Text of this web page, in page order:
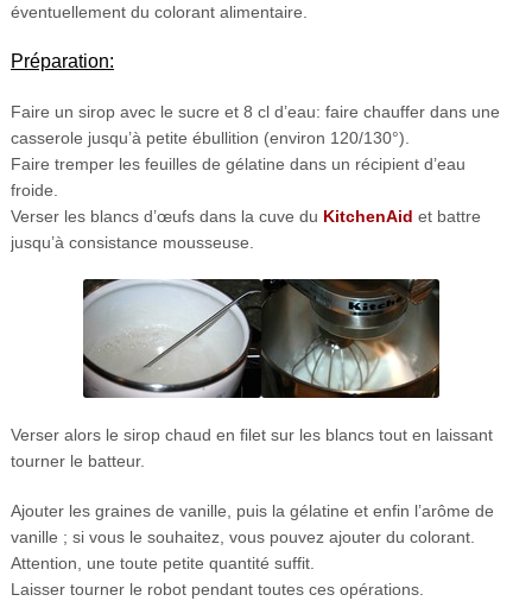
éventuellement du colorant alimentaire.
Préparation:
Faire un sirop avec le sucre et 8 cl d’eau: faire chauffer dans une
casserole jusqu’à petite ébullition (environ 120/130°).
Faire tremper les feuilles de gélatine dans un récipient d’eau
froide.
Verser les blancs d’œufs dans la cuve du KitchenAid et battre
jusqu’à consistance mousseuse.
Verser alors le sirop chaud en filet sur les blancs tout en laissant
tourner le batteur.
Ajouter les graines de vanille, puis la gélatine et enfin l’arôme de
vanille ; si vous le souhaitez, vous pouvez ajouter du colorant.
Attention, une toute petite quantité suffit.
Laisser tourner le robot pendant toutes ces opérations.